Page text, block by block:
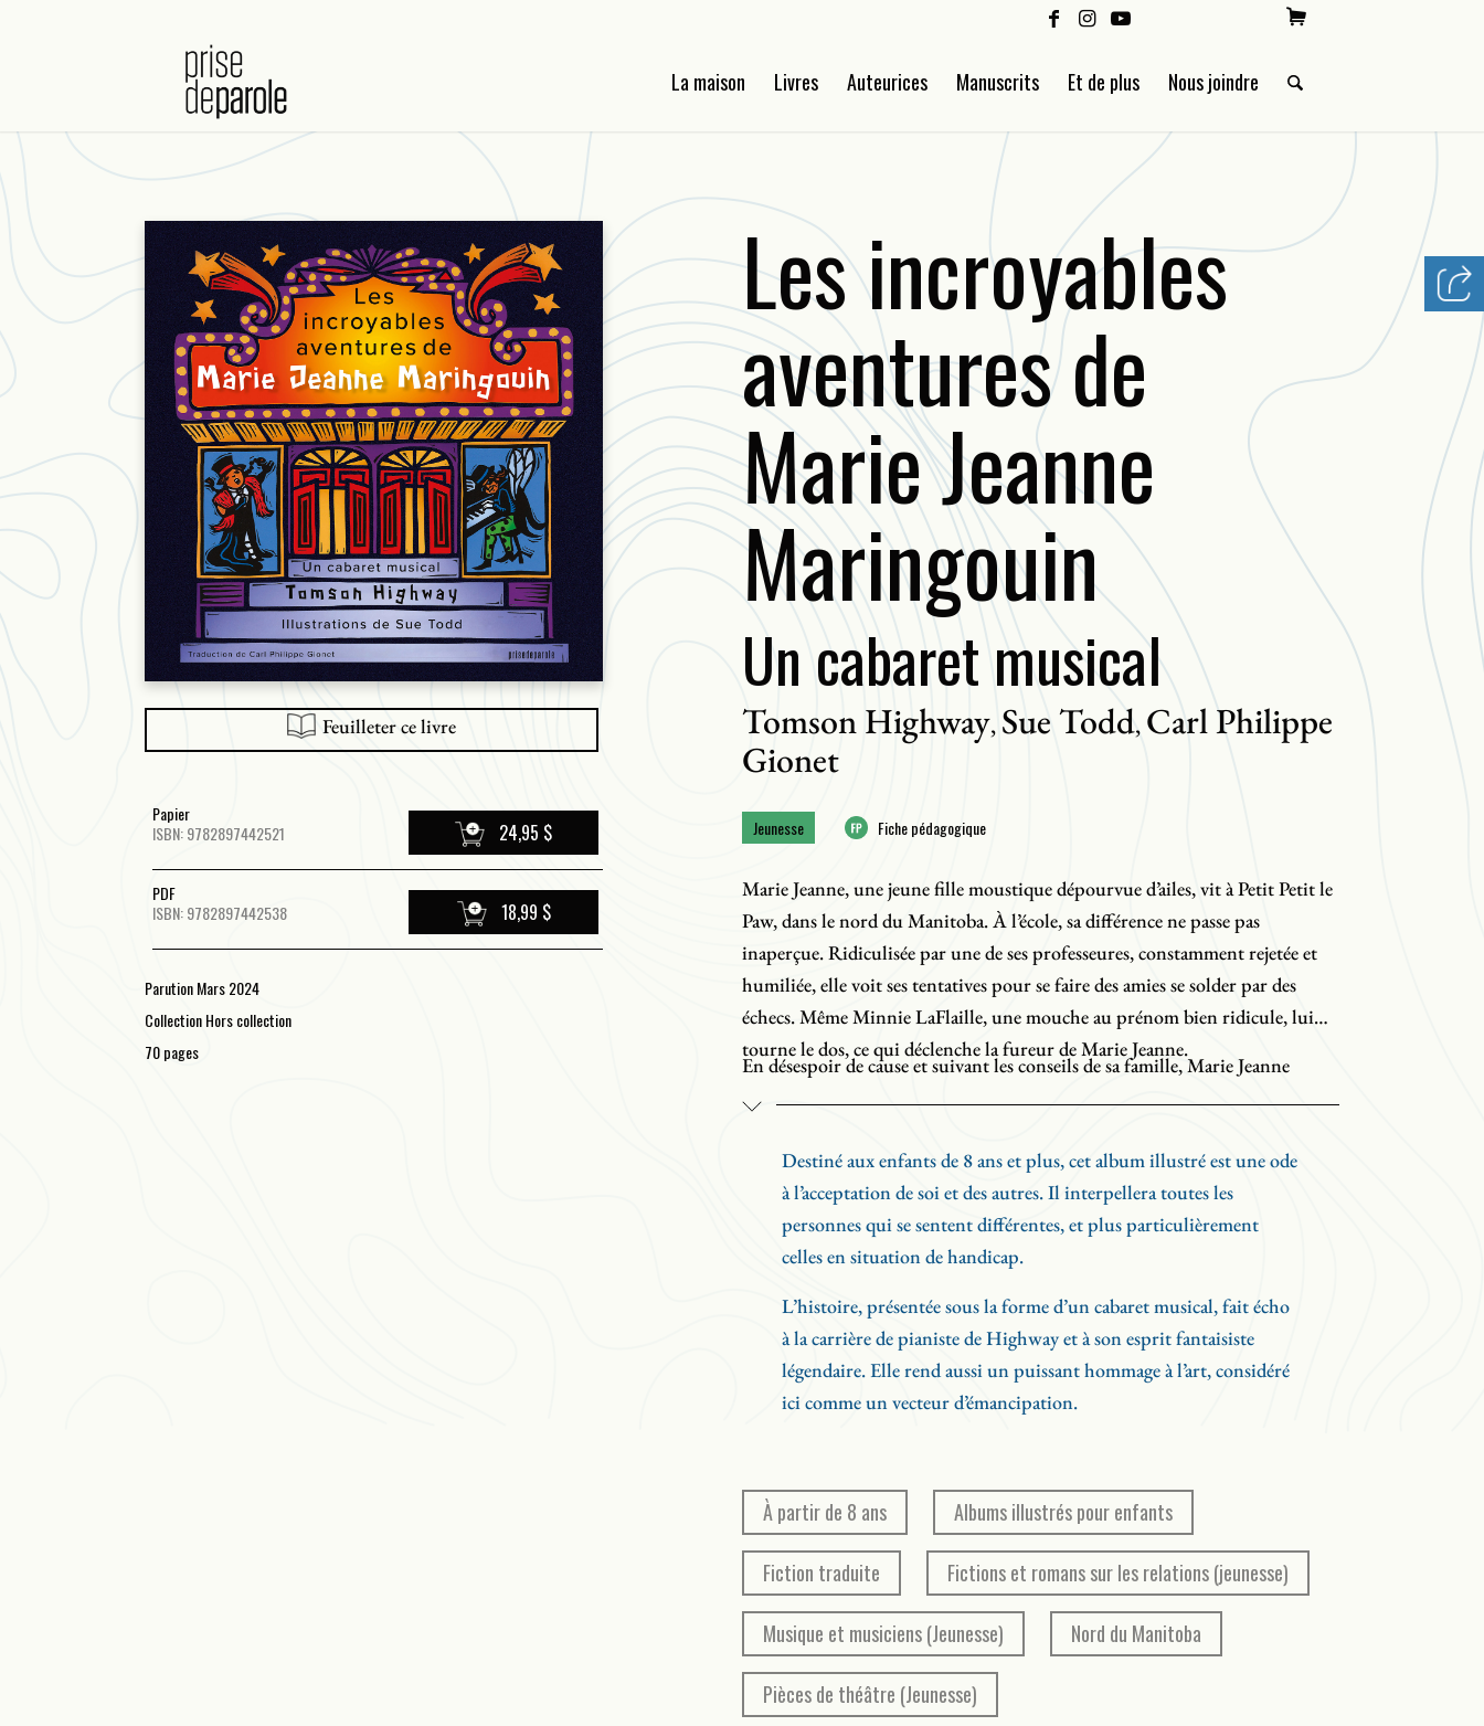
La maison Livres Auteurices Manuscrits Et de plus Nous joindre
Feuilleter ce livre
Papier
ISBN: 9782897442521
24,95 $
PDF
ISBN: 9782897442538
18,99 $
Parution Mars 2024
Collection Hors collection
70 pages
Les incroyables
aventures de
Marie Jeanne
Maringouin
Un cabaret musical
Tomson Highway, Sue Todd, Carl Philippe
Gionet
Jeunesse Fiche pédagogique
Marie Jeanne, une jeune fille moustique dépourvue d’ailes, vit à Petit Petit le
Paw, dans le nord du Manitoba. À l’école, sa différence ne passe pas
inaperçue. Ridiculisée par une de ses professeures, constamment rejetée et
humiliée, elle voit ses tentatives pour se faire des amies se solder par des
échecs. Même Minnie LaFlaille, une mouche au prénom bien ridicule, lui
tourne le dos, ce qui déclenche la fureur de Marie Jeanne.
En désespoir de cause et suivant les conseils de sa famille, Marie Jeanne
décide de raconter son histoire dans un spectacle musical. Épaulée par un
liberté dont elle a besoin pour affirmer son identité.
Traduction : Carl Philippe Gionet
Destiné aux enfants de 8 ans et plus, cet album illustré est une ode
à l’acceptation de soi et des autres. Il interpellera toutes les
personnes qui se sentent différentes, et plus particulièrement
celles en situation de handicap.
L’histoire, présentée sous la forme d’un cabaret musical, fait écho
à la carrière de pianiste de Highway et à son esprit fantaisiste
légendaire. Elle rend aussi un puissant hommage à l’art, considéré
ici comme un vecteur d’émancipation.
À partir de 8 ans Albums illustrés pour enfants
Fiction traduite Fictions et romans sur les relations (jeunesse)
Musique et musiciens (Jeunesse) Nord du Manitoba
Pièces de théâtre (Jeunesse)